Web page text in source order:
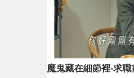
魔鬼藏在細節裡-求